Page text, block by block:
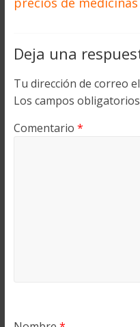
Deja una
Tu dirección de correo
Los campos
Comentario *